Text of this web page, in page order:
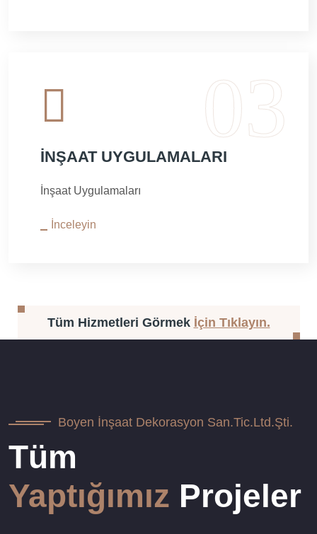
İNŞAAT UYGULAMALARI
İnşaat Uygulamaları
İnceleyin
Tüm Hizmetleri Görmek İçin Tıklayın.
Boyen İnşaat Dekorasyon San.Tic.Ltd.Şti.
Tüm
Yaptığımız Projeler